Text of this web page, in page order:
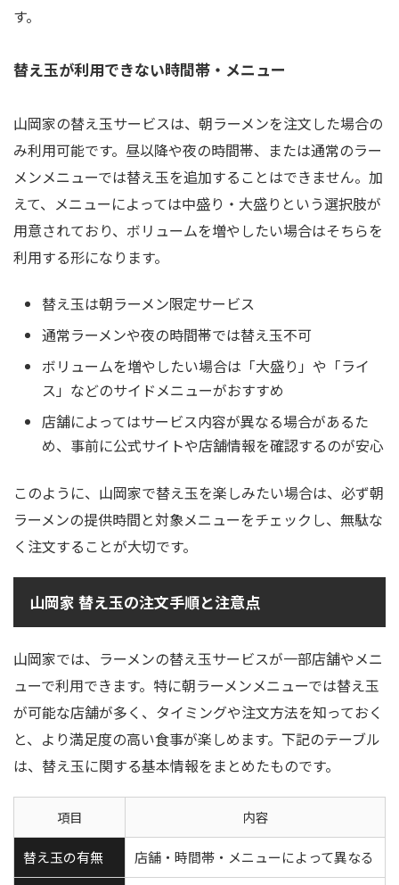
す。
替え玉が利用できない時間帯・メニュー
山岡家の替え玉サービスは、朝ラーメンを注文した場合の
み利用可能です。昼以降や夜の時間帯、または通常のラー
メンメニューでは替え玉を追加することはできません。加
えて、メニューによっては中盛り・大盛りという選択肢が
用意されており、ボリュームを増やしたい場合はそちらを
利用する形になります。
替え玉は朝ラーメン限定サービス
通常ラーメンや夜の時間帯では替え玉不可
ボリュームを増やしたい場合は「大盛り」や「ライ
ス」などのサイドメニューがおすすめ
店舗によってはサービス内容が異なる場合があるた
め、事前に公式サイトや店舗情報を確認するのが安心
このように、山岡家で替え玉を楽しみたい場合は、必ず朝
ラーメンの提供時間と対象メニューをチェックし、無駄な
く注文することが大切です。
山岡家 替え玉の注文手順と注意点
山岡家では、ラーメンの替え玉サービスが一部店舗やメニ
ューで利用できます。特に朝ラーメンメニューでは替え玉
が可能な店舗が多く、タイミングや注文方法を知っておく
と、より満足度の高い食事が楽しめます。下記のテーブル
は、替え玉に関する基本情報をまとめたものです。
項目 内容
替え玉の有無 店舗・時間帯・メニューによって異なる